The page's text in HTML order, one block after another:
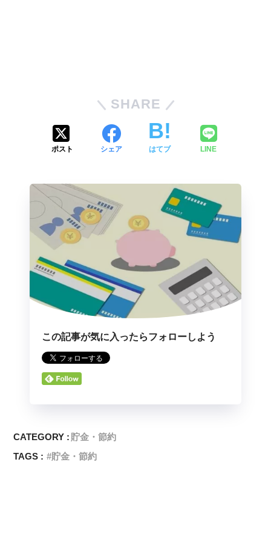
SHARE
ポスト シェア はてブ LINE
この記事が気に入ったらフォローしよう
CATEGORY : 貯金・節約
TAGS :
貯金・節約